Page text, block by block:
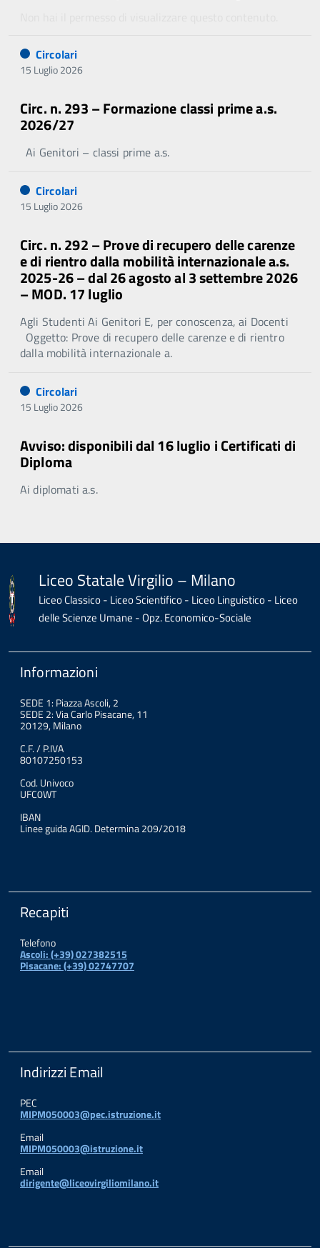
Circolari
15 Luglio 2026
Circ. n. 293 – Formazione classi prime a.s.
2026/27
Ai Genitori – classi prime a.s.
Circolari
15 Luglio 2026
Circ. n. 292 – Prove di recupero delle carenze
e di rientro dalla mobilità internazionale a.s.
2025-26 – dal 26 agosto al 3 settembre 2026
– MOD. 17 luglio
Agli Studenti Ai Genitori E, per conoscenza, ai Docenti
Oggetto: Prove di recupero delle carenze e di rientro
dalla mobilità internazionale a.
Circolari
15 Luglio 2026
Avviso: disponibili dal 16 luglio i Certificati di
Diploma
Ai diplomati a.s.
Liceo Statale Virgilio – Milano
Liceo Classico - Liceo Scientifico - Liceo Linguistico - Liceo
delle Scienze Umane - Opz. Economico-Sociale
Informazioni
SEDE 1: Piazza Ascoli, 2
SEDE 2: Via Carlo Pisacane, 11
20129, Milano
C.F. / P.IVA
80107250153
Cod. Univoco
UFC0WT
IBAN
Linee guida AGID. Determina 209/2018
Recapiti
Telefono
Ascoli: (+39) 027382515
Pisacane: (+39) 02747707
Indirizzi Email
PEC
MIPM050003@pec.istruzione.it
Email
MIPM050003@istruzione.it
Email
dirigente@liceovirgiliomilano.it